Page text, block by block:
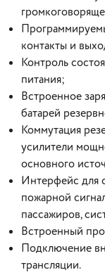
контакты и
Контроль
питания;
Встроенное
батарей
Коммутация
усилители
основного
Интерфейс для
пожарной
пассажиров,
Встроенный
Подключение
трансляции.